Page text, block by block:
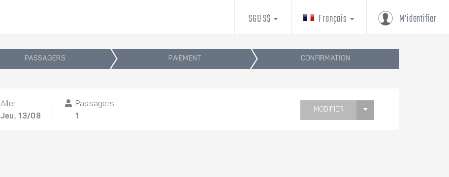
M'identifier
Français
SGD S$
PASSAGERS PAIEMENT CONFIRMATION
Aller
Jeu, 13/08
Passagers
1
MODIFIER